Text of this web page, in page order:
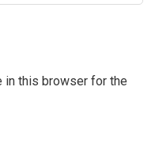
in this browser for the